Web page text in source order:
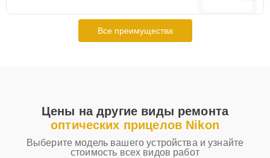
Все преимущества
Цены на другие виды ремонта
оптических прицелов Nikon
Выберите модель вашего устройства и узнайте
стоимость всех видов работ